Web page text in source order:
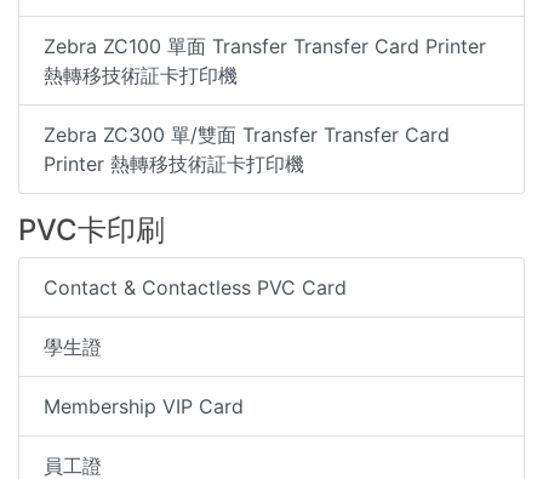
Zebra ZC100 單面 Transfer Transfer Card Printer
熱轉移技術証卡打印機
Zebra ZC300 單/雙面 Transfer Transfer Card
Printer 熱轉移技術証卡打印機
PVC卡印刷
Contact & Contactless PVC Card
學生證
Membership VIP Card
員工證